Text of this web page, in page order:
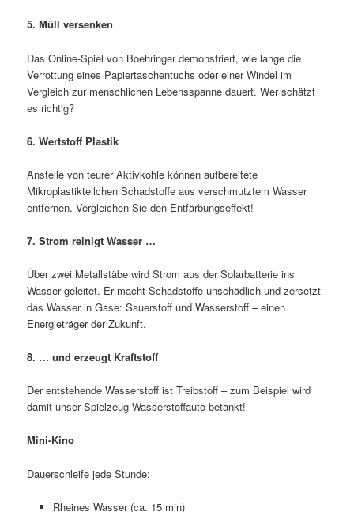
5. Müll versenken
Das Online-Spiel von Boehringer demonstriert, wie lange die
Verrottung eines Papiertaschentuchs oder einer Windel im
Vergleich zur menschlichen Lebensspanne dauert. Wer schätzt
es richtig?
6. Wertstoff Plastik
Anstelle von teurer Aktivkohle können aufbereitete
Mikroplastikteilchen Schadstoffe aus verschmutztem Wasser
entfernen. Vergleichen Sie den Entfärbungseffekt!
7. Strom reinigt Wasser ­…
Über zwei Metallstäbe wird Strom aus der Solarbatterie ins
Wasser geleitet. Er macht Schadstoffe unschädlich und zersetzt
das Wasser in Gase: Sauerstoff und Wasserstoff – einen
Energieträger der Zukunft.
8. … und erzeugt Kraftstoff
Der entstehende Wasserstoff ist Treibstoff – zum Beispiel wird
damit unser Spielzeug-Wasserstoffauto betankt!
Mini-Kino
Dauerschleife jede Stunde:
Rheines Wasser (ca. 15 min)